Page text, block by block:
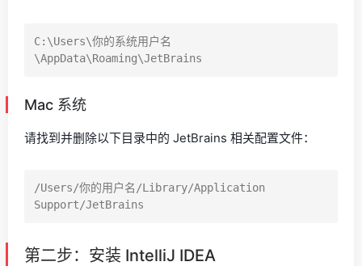
C:\Users\你的系统用户名
Mac 系统
请找到并删除以下目录中的 JetBrains 相关配置文件：
/Users/你的用户名/Library/Application
第二步：安装 IntelliJ IDEA